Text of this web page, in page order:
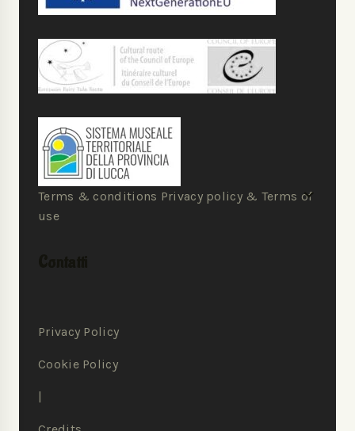
Terms & conditions Privacy policy & Terms of
use
Privacy Policy
Cookie Policy
|